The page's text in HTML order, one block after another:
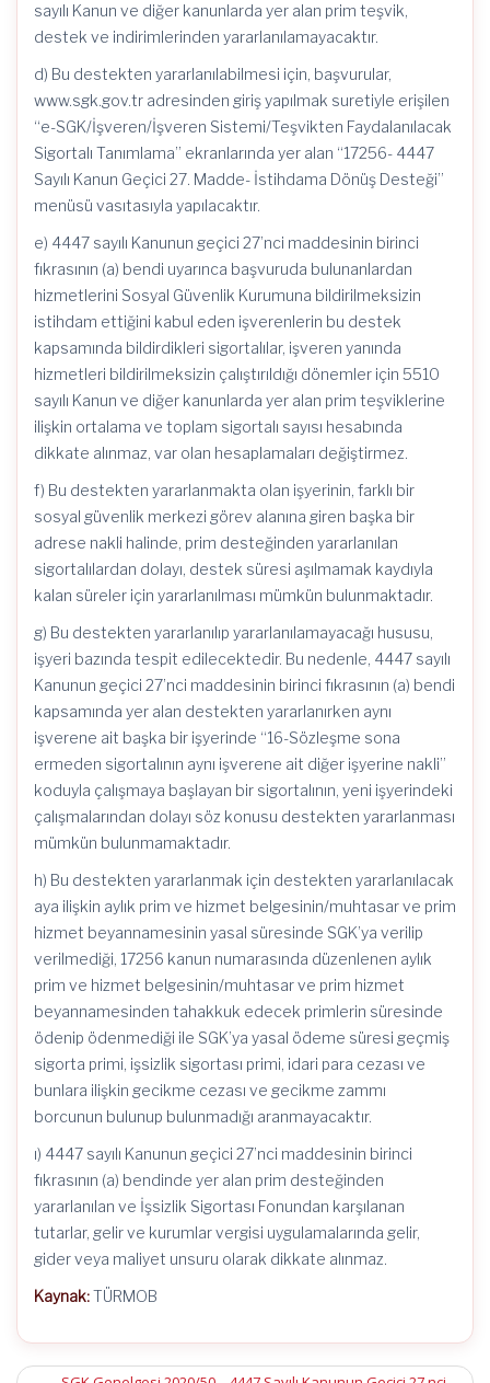
sayılı Kanun ve diğer kanunlarda yer alan prim teşvik,
destek ve indirimlerinden yararlanılamayacaktır.
d) Bu destekten yararlanılabilmesi için, başvurular,
www.sgk.gov.tr adresinden giriş yapılmak suretiyle erişilen
“e-SGK/İşveren/İşveren Sistemi/Teşvikten Faydalanılacak
Sigortalı Tanımlama” ekranlarında yer alan “17256- 4447
Sayılı Kanun Geçici 27. Madde- İstihdama Dönüş Desteği”
menüsü vasıtasıyla yapılacaktır.
e) 4447 sayılı Kanunun geçici 27’nci maddesinin birinci
fıkrasının (a) bendi uyarınca başvuruda bulunanlardan
hizmetlerini Sosyal Güvenlik Kurumuna bildirilmeksizin
istihdam ettiğini kabul eden işverenlerin bu destek
kapsamında bildirdikleri sigortalılar, işveren yanında
hizmetleri bildirilmeksizin çalıştırıldığı dönemler için 5510
sayılı Kanun ve diğer kanunlarda yer alan prim teşviklerine
ilişkin ortalama ve toplam sigortalı sayısı hesabında
dikkate alınmaz, var olan hesaplamaları değiştirmez.
f) Bu destekten yararlanmakta olan işyerinin, farklı bir
sosyal güvenlik merkezi görev alanına giren başka bir
adrese nakli halinde, prim desteğinden yararlanılan
sigortalılardan dolayı, destek süresi aşılmamak kaydıyla
kalan süreler için yararlanılması mümkün bulunmaktadır.
g) Bu destekten yararlanılıp yararlanılamayacağı hususu,
işyeri bazında tespit edilecektedir. Bu nedenle, 4447 sayılı
Kanunun geçici 27’nci maddesinin birinci fıkrasının (a) bendi
kapsamında yer alan destekten yararlanırken aynı
işverene ait başka bir işyerinde “16-Sözleşme sona
ermeden sigortalının aynı işverene ait diğer işyerine nakli”
koduyla çalışmaya başlayan bir sigortalının, yeni işyerindeki
çalışmalarından dolayı söz konusu destekten yararlanması
mümkün bulunmamaktadır.
h) Bu destekten yararlanmak için destekten yararlanılacak
aya ilişkin aylık prim ve hizmet belgesinin/muhtasar ve prim
hizmet beyannamesinin yasal süresinde SGK’ya verilip
verilmediği, 17256 kanun numarasında düzenlenen aylık
prim ve hizmet belgesinin/muhtasar ve prim hizmet
beyannamesinden tahakkuk edecek primlerin süresinde
ödenip ödenmediği ile SGK’ya yasal ödeme süresi geçmiş
sigorta primi, işsizlik sigortası primi, idari para cezası ve
bunlara ilişkin gecikme cezası ve gecikme zammı
borcunun bulunup bulunmadığı aranmayacaktır.
ı) 4447 sayılı Kanunun geçici 27’nci maddesinin birinci
fıkrasının (a) bendinde yer alan prim desteğinden
yararlanılan ve İşsizlik Sigortası Fonundan karşılanan
tutarlar, gelir ve kurumlar vergisi uygulamalarında gelir,
gider veya maliyet unsuru olarak dikkate alınmaz.
Kaynak:TÜRMOB